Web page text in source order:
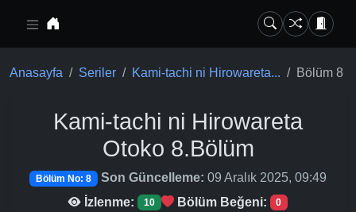
Anasayfa Seriler Kami-tachi ni Hirowareta... Bölüm 8
Kami-tachi ni Hirowareta
Otoko 8.Bölüm
Bölüm No: 8 Son Güncelleme: 09 Aralık 2025, 09:49
İzlenme:
10 Bölüm Beğeni: 0